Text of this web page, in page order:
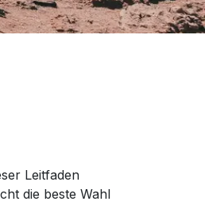
Leitfaden
die beste Wahl